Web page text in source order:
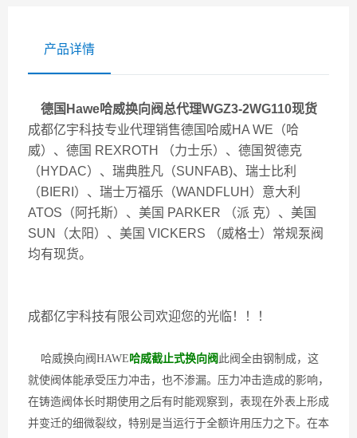
产品详情
德国Hawe哈威换向阀总代理WGZ3-2WG110现货
成都亿宇科技专业代理销售德国哈威HA WE（哈
威）、德国 REXROTH （力士乐）、德国贺德克
（HYDAC）、瑞典胜凡（SUNFAB)、瑞士比利
（BIERI）、瑞士万福乐（WANDFLUH）意大利
ATOS（阿托斯）、美国 PARKER （派 克）、美国
SUN（太阳）、美国 VICKERS （威格士）常规泵阀
均有现货。
成都亿宇科技有限公司欢迎您的光临！！！
哈威换向阀HAWE哈威截止式换向阀 此阀全由钢制成，这
就使阀体能承受压力冲击，也不渗漏。压力冲击造成的影响，
在铸造阀体长时期使用之后有时能观察到，表现在外表上形成
并变迁的细微裂纹，特别是当运行于全额许用压力之下。在本